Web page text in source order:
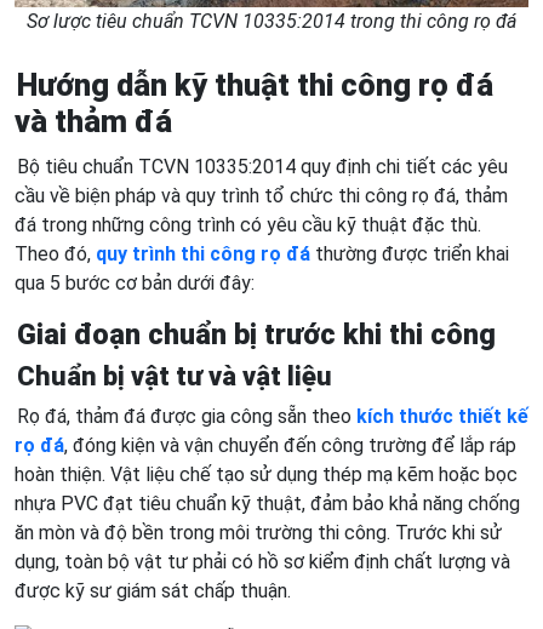
Sơ lược tiêu chuẩn TCVN 10335:2014 trong thi công rọ đá
Hướng dẫn kỹ thuật thi công rọ đá
và thảm đá
Bộ tiêu chuẩn TCVN 10335:2014 quy định chi tiết các yêu
cầu về biện pháp và quy trình tổ chức thi công rọ đá, thảm
đá trong những công trình có yêu cầu kỹ thuật đặc thù.
Theo đó, quy trình thi công rọ đá thường được triển khai
qua 5 bước cơ bản dưới đây:
Giai đoạn chuẩn bị trước khi thi công
Chuẩn bị vật tư và vật liệu
Rọ đá, thảm đá được gia công sẵn theo kích thước thiết kế
rọ đá, đóng kiện và vận chuyển đến công trường để lắp ráp
hoàn thiện. Vật liệu chế tạo sử dụng thép mạ kẽm hoặc bọc
nhựa PVC đạt tiêu chuẩn kỹ thuật, đảm bảo khả năng chống
ăn mòn và độ bền trong môi trường thi công. Trước khi sử
dụng, toàn bộ vật tư phải có hồ sơ kiểm định chất lượng và
được kỹ sư giám sát chấp thuận.